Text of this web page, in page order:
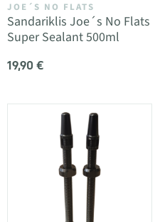
JOE´S NO FLATS
Sandariklis Joe´s No Flats
Super Sealant 500ml
19,90 €